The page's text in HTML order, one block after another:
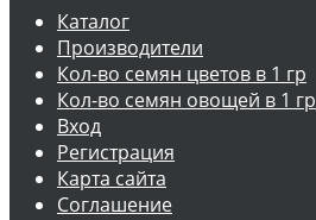
Каталог
Производители
Кол-во семян цветов в 1 гр
Кол-во семян овощей в 1 гр
Вход
Регистрация
Карта сайта
Соглашение